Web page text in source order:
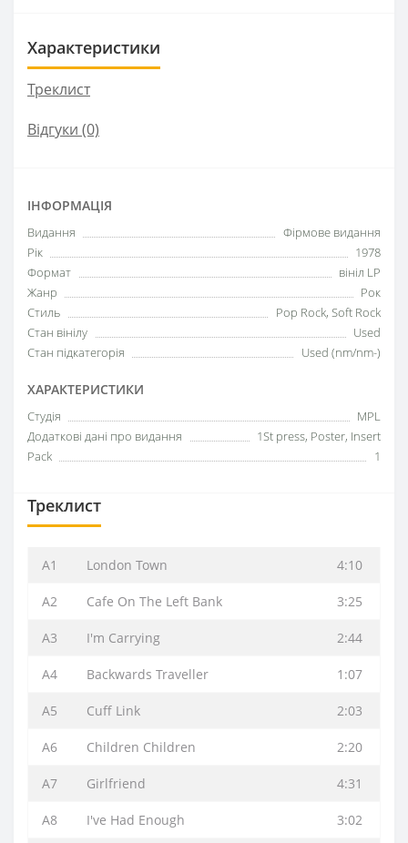
Характеристики
Треклист
Відгуки (0)
ІНФОРМАЦІЯ
Видання
Фірмове видання
Рік
1978
Формат
вініл LP
Жанр
Рок
Стиль
Pop Rock, Soft Rock
Стан вінілу
Used
Стан підкатегорія
Used (nm/nm-)
ХАРАКТЕРИСТИКИ
Студія
MPL
Додаткові дані про видання
1St press, Poster, Insert
Pack
1
Треклист
A1 London Town 4:10
A2 Cafe On The Left Bank 3:25
A3 I'm Carrying 2:44
A4 Backwards Traveller 1:07
A5 Cuff Link 2:03
A6 Children Children 2:20
A7 Girlfriend 4:31
A8 I've Had Enough 3:02